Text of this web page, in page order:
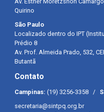
Quirino
São Paulo
Localizado dentro do IPT
Prédio 8
Av. Prof. Almeida Prado, 532,
Butantã
Contato
Campinas: (19) 3256-3358 /
secretaria@sintpq.org.br